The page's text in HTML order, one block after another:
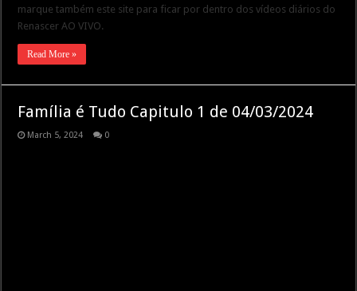
marque também este site para ficar por dentro dos vídeos diários do
Renascer AO VIVO.
Read More »
Família é Tudo Capitulo 1 de 04/03/2024
March 5, 2024 0